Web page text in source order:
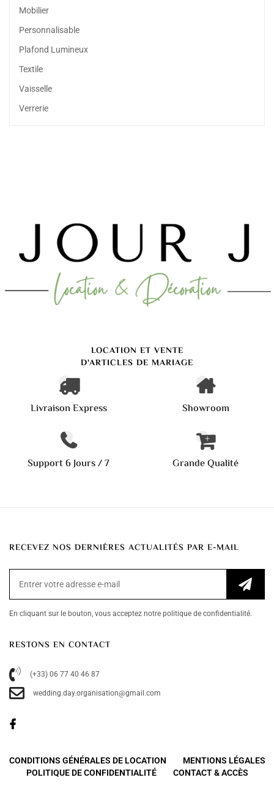
Mobilier
Personnalisable
Plafond Lumineux
Textile
Vaisselle
Verrerie
LOCATION ET VENTE
D'ARTICLES DE MARIAGE
Livraison Express Showroom
Support 6 Jours / 7 Grande Qualité
RECEVEZ NOS DERNIÈRES ACTUALITÉS PAR E-MAIL
En cliquant sur le bouton, vous acceptez notre politique de confidentialité.
RESTONS EN CONTACT
(+33) 06 77 40 46 87
wedding.day.organisation@gmail.com
CONDITIONS GÉNÉRALES DE LOCATION
MENTIONS LÉGALES
POLITIQUE DE CONFIDENTIALITÉ
CONTACT & ACCÈS